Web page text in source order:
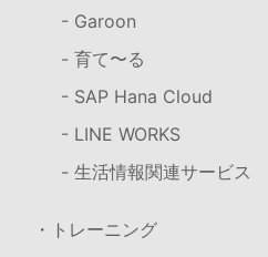
- Garoon
- 育て〜る
- SAP Hana Cloud
- LINE WORKS
- 生活情報関連サービス
・トレーニング